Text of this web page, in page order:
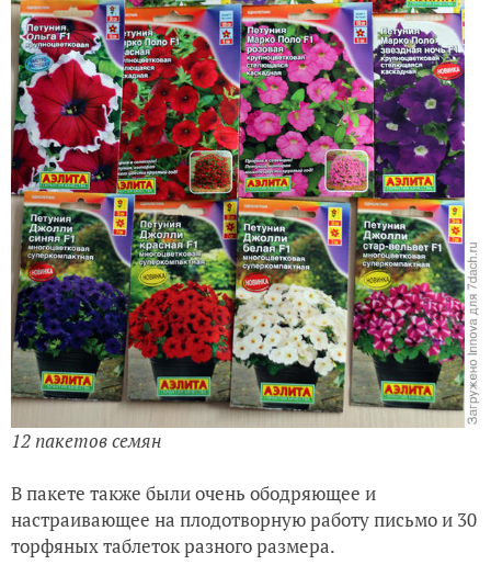
12 пакетов семян
В пакете также были очень ободряющее и
настраивающее на плодотворную работу письмо и 30
торфяных таблеток разного размера.